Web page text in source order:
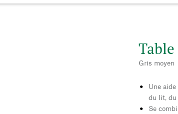
Gris moyen
Une
du lit, du
Se